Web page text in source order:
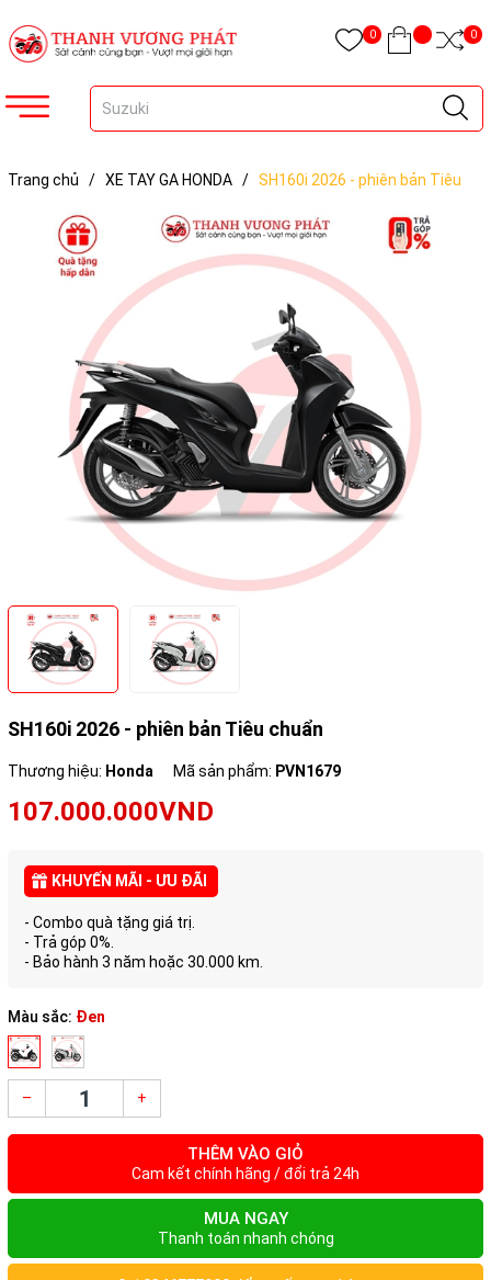
0 0
Trang chủ / XE TAY GA HONDA / SH160i 2026 - phiên bản Tiêu
SH160i 2026 - phiên bản Tiêu chuẩn
Thương hiệu: Honda Mã sản phẩm: PVN1679
107.000.000VND
KHUYẾN MÃI - ƯU ĐÃI
- Combo quà tặng giá trị.
- Trả góp 0%.
- Bảo hành 3 năm hoặc 30.000 km.
Màu sắc: Đen
– +
THÊM VÀO GIỎ
Cam kết chính hãng / đổi trả 24h
MUA NGAY
Thanh toán nhanh chóng